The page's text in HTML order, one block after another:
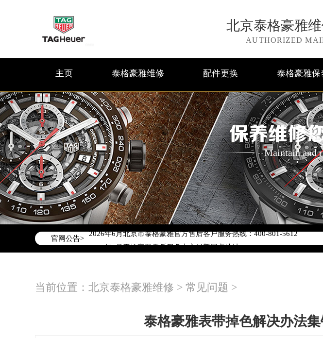
北京泰格豪雅
AUTHORIZED
主页 泰格豪雅维修 配件更换 泰格豪雅保
保养维修
Maintain and
官网公告>
2026年6月泰格豪雅北京市售后服务网络优化升级公告
2026年6月北京市泰格豪雅官方售后客户服务热线：400-801-5612
2026年6月泰格豪雅售后服务中心最新网点地址：
北京市朝阳区建国门外大街甲6号华熙国际中心D座11层1102室泰格豪雅
节假日正常营业！
当前位置： 北京泰格豪雅维修 > 常见问题 >
泰格豪雅表带掉色解决办法